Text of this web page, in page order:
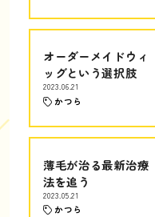
オーダーメイドウィ
ッグという選択肢
2023.06.21
かつら
薄毛が治る最新治療
法を追う
2023.05.21
かつら